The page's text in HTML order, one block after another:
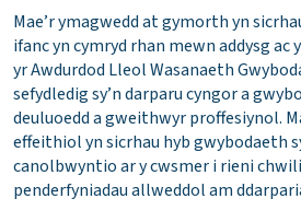
Mae’r ymagwedd at gymorth yn
ifanc yn cymryd rhan mewn addysg ac
yr Awdurdod Lleol Wasanaeth
sefydledig sy’n darparu cyngor a
deuluoedd a gweithwyr proffesiynol.
effeithiol yn sicrhau hyb gwybodaeth
canolbwyntio ar y cwsmer i rieni
penderfyniadau allweddol am